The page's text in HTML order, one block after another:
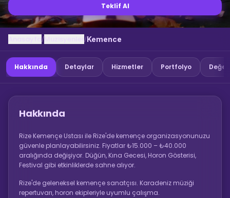
Teklif Al
/ /Kemence
Hakkında Detaylar Hizmetler Portfolyo
Hakkında
Rize Kemençe Ustası ile Rize'de kemençe organizasyonunuzu
güvenle planlayabilirsiniz. Fiyatlar ₺15.000 – ₺40.000
aralığında değişiyor. Düğün, Kına Gecesi, Horon Gösterisi,
Festival gibi etkinliklerde sahne alıyor.
Rize'de geleneksel kemençe sanatçısı. Karadeniz müziği
repertuvarı, horon ekipleriyle uyumlu çalışma.